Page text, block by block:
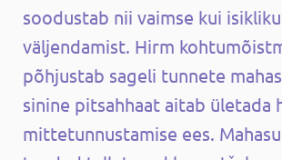
soodustab nii vaimse kui
väljendamist. Hirm
põhjustab sageli tunnete
sinine pitsahhaat aitab ületada
mittetunnustamise ees.